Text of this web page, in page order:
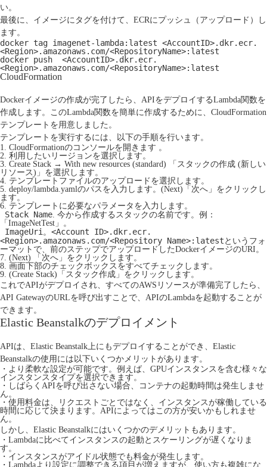
い。
最後に、イメージにタグを付けて、ECRにプッシュ（アップロード）し
ます。
docker tag imagenet-lambda:latest <AccountID>.dkr.ecr.
<Region>.amazonaws.com/<RepositoryName>:latest
docker push  <AccountID>.dkr.ecr.
<Region>.amazonaws.com/<RepositoryName>:latest
CloudFormation
Dockerイメージの作成が完了したら、APIをデプロイするLambda関数を
作成します。このLambda関数を簡単に作成するために、CloudFormation
テンプレートを用意しました。
テンプレートを実行するには、以下の手順を行います。
1. CloudFormationのコンソールを開きます 。
2. 利用したいリージョンを選択します。
3. Create Stack → With new resources (standard) 「スタックの作成 (新しい
リソース)」を選択します。
4. テンプレートファイルのアップロードを選択します。
5. deploy/lambda.yamlのパスを入力します。(Next)「次へ」をクリックし
ます。
6. テンプレートに必要なパラメータを入力します。
Stack Name. 今から作成するスタックの名前です。例：
「ImageNetTest」。
ImageUri 。 <Account ID>.dkr.ecr.
<Region>.amazonaws.com/<Repository Name>:latest というフォ
ーマットで、前のステップでアップロードしたDockerイメージのURI。
7. (Next) 「次へ」をクリックします。
8. 画面下部のチェックボックスをすべてチェックします。
9. (Create Stack)「スタック作成」をクリックします。
これでAPIがデプロイされ、すべてのAWSリソースが準備完了したら、
API GatewayのURLを呼び出すことで、APIのLambdaを起動することが
できます。
Elastic Beanstalkのデプロイメント
APIは、Elastic Beanstalk上にもデプロイすることができ、Elastic
Beanstalkの使用には以下いくつかメリットがあります。
・より柔軟な設定が可能です。例えば、GPUインスタンスを含む様々な
インスタンスタイプを選択できます。
・しばらくAPIを呼び出さない場合、コンテナの起動時間は発生しませ
ん。
・使用料金は、リクエストごとではなく、インスタンスが稼働している
時間に応じて決まります。APIによってはこの方が安いかもしれませ
ん。
しかし、Elastic Beanstalkにはいくつかのデメリットもあります。
・Lambdaに比べてインスタンスの起動とスケーリングが遅くなりま
す。
・インスタンスがアイドル状態でも料金が発生します。
・Lambdaより設定に調整できる項目が増えますが、使い方も複雑にな